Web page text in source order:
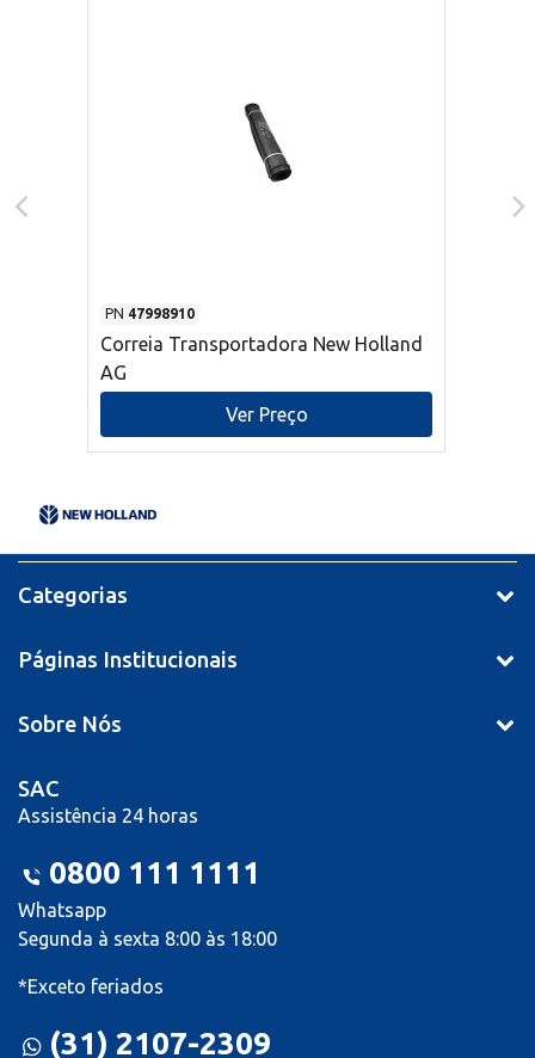
PN 47998910
Correia Transportadora New Holland
AG
Ver Preço
Categorias
Páginas Institucionais
Sobre Nós
SAC
Assistência 24 horas
0800 111 1111
Whatsapp
Segunda à sexta 8:00 às 18:00
*Exceto feriados
(31) 2107-2309